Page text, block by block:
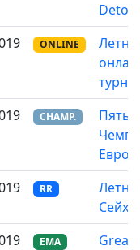
ONLINE
CHAMP.
Пятый
RR
EMA
Great